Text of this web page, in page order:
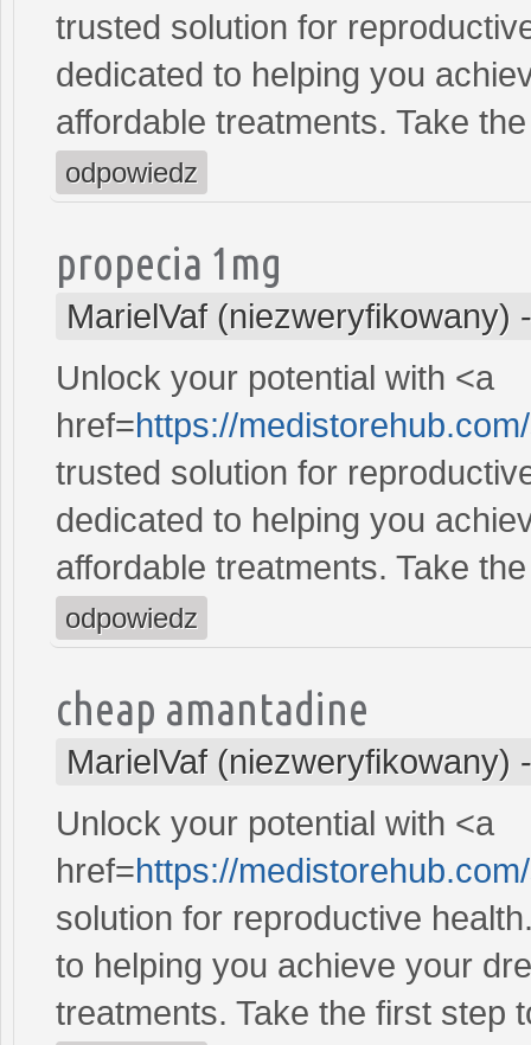
trusted solution for
dedicated to helping you
affordable treatments. Take
odpowiedz
propecia 1mg
MarielVaf (niezweryfikowany)
Unlock your potential with <a
href=https://
trusted solution for
dedicated to helping you
affordable treatments. Take
odpowiedz
cheap amantadine
MarielVaf (niezweryfikowany)
Unlock your potential with <a
href=https://
solution for reproductive
to helping you achieve your
treatments. Take the first step